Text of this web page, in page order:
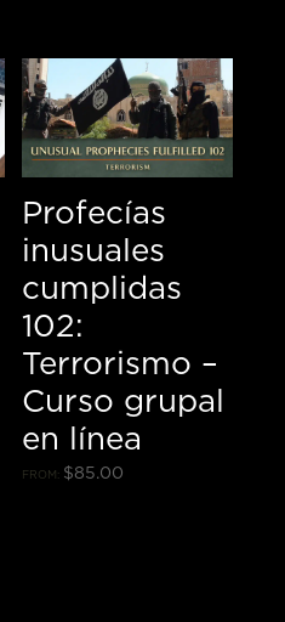
Profecías
inusuales
cumplidas
102:
Terrorismo –
Curso grupal
en línea
FROM: $85.00